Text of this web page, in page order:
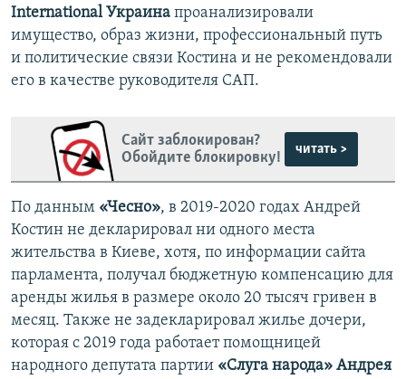
International Украина проанализировали
имущество, образ жизни, профессиональный путь
и политические связи Костина и не рекомендовали
его в качестве руководителя САП.
Сайт заблокирован?
Обойдите блокировку!
читать >
По данным «Чесно», в 2019-2020 годах Андрей
Костин не декларировал ни одного места
жительства в Киеве, хотя, по информации сайта
парламента, получал бюджетную компенсацию для
аренды жилья в размере около 20 тысяч гривен в
месяц. Также не задекларировал жилье дочери,
которая с 2019 года работает помощницей
народного депутата партии «Слуга народа» Андрея